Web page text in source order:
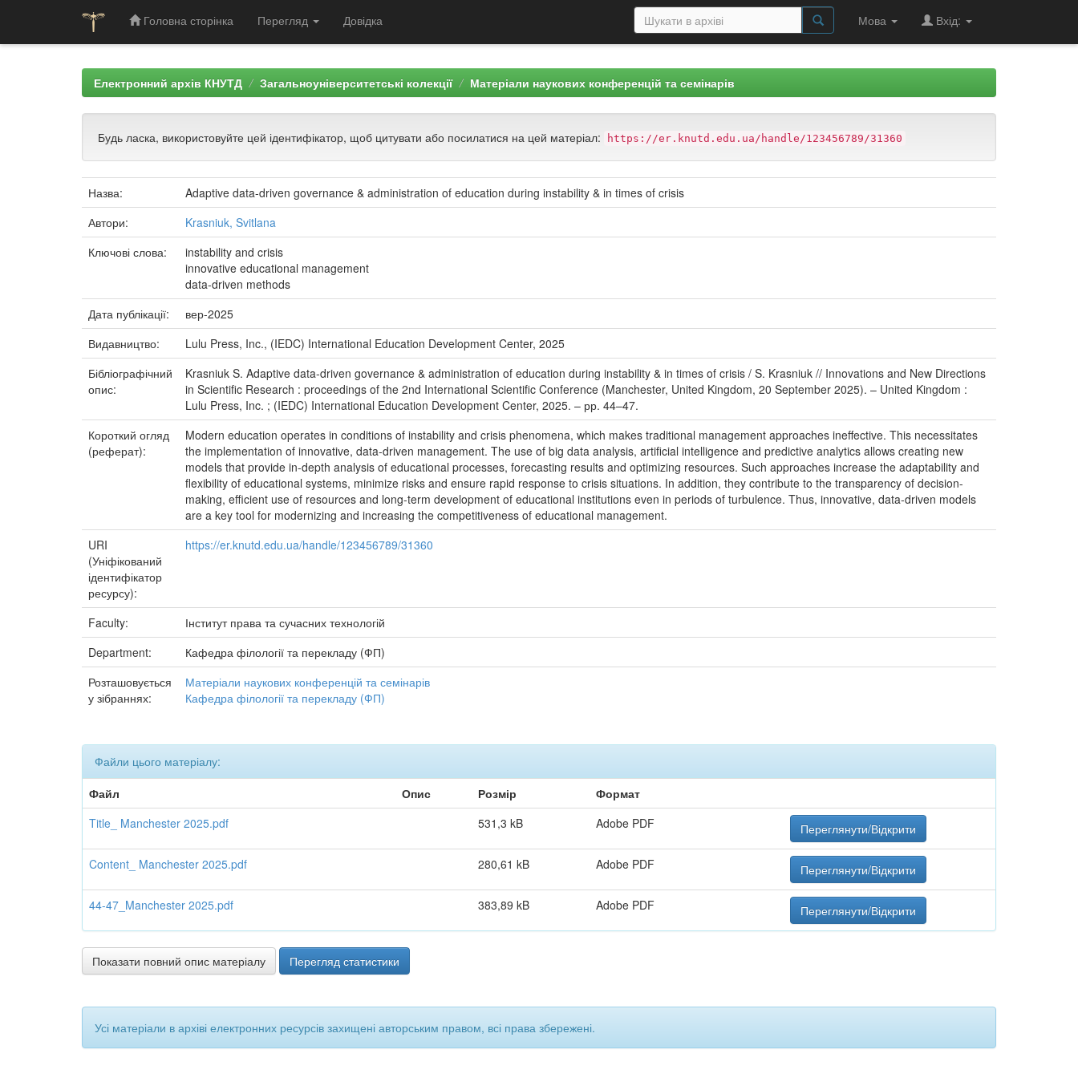
Головна сторінка Перегляд Довідка Мова Вхід:
Електронний архів КНУТД Загальноуніверситетські колекції Матеріали наукових конференцій та семінарів
Будь ласка, використовуйте цей ідентифікатор, щоб цитувати або посилатися на цей матеріал: https://er.knutd.edu.ua/handle/123456789/31360
Назва:
Adaptive data-driven governance & administration of education during instability & in times of crisis
Автори:
Krasniuk, Svitlana
Ключові слова:
instability and crisis
innovative educational management
data-driven methods
Дата публікації:
вер-2025
Видавництво:
Lulu Press, Inc., (IEDC) International Education Development Center, 2025
Бібліографічний
опис:
Krasniuk S. Adaptive data-driven governance & administration of education during instability & in times of crisis / S. Krasniuk // Innovations and New Directions
in Scientific Research : proceedings of the 2nd International Scientific Conference (Manchester, United Kingdom, 20 September 2025). – United Kingdom :
Lulu Press, Inc. ; (IEDC) International Education Development Center, 2025. – рр. 44–47.
Короткий огляд
(реферат):
Modern education operates in conditions of instability and crisis phenomena, which makes traditional management approaches ineffective. This necessitates
the implementation of innovative, data-driven management. The use of big data analysis, artificial intelligence and predictive analytics allows creating new
models that provide in-depth analysis of educational processes, forecasting results and optimizing resources. Such approaches increase the adaptability and
flexibility of educational systems, minimize risks and ensure rapid response to crisis situations. In addition, they contribute to the transparency of decision-
making, efficient use of resources and long-term development of educational institutions even in periods of turbulence. Thus, innovative, data-driven models
are a key tool for modernizing and increasing the competitiveness of educational management.
URI
(Уніфікований
ідентифікатор
ресурсу):
https://er.knutd.edu.ua/handle/123456789/31360
Faculty:
Інститут права та сучасних технологій
Department:
Кафедра філології та перекладу (ФП)
Розташовується
у зібраннях:
Матеріали наукових конференцій та семінарів
Кафедра філології та перекладу (ФП)
Файли цього матеріалу:
Файл
Опис Розмір
Формат
Title_ Manchester 2025.pdf
531,3 kB Adobe PDF Переглянути/Відкрити
Content_ Manchester 2025.pdf 280,61 kB Adobe PDF Переглянути/Відкрити
44-47_Manchester 2025.pdf 383,89 kB Adobe PDF Переглянути/Відкрити
Показати повний опис матеріалу Перегляд статистики
Усі матеріали в архіві електронних ресурсів захищені авторським правом, всі права збережені.